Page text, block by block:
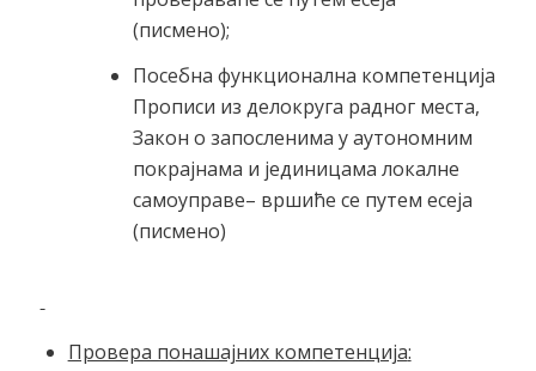
(писмено);
Посебна функционална компетенција
Прописи из делокруга радног места,
Закон о запосленима у аутономним
покрајнама и јединицама локалне
самоуправе– вршиће се путем есеја
(писмено)
Провера понашајних компетенција: